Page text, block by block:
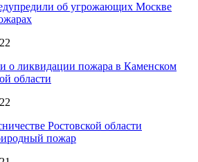
об угрожающих Москве
ликвидации пожара в Каменском
области
Ростовской области
пожар